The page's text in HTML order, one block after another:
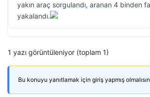
yakın araç sorgulandı, aranan 4 binden
yakalandı.
1 yazı görüntüleniyor (toplam 1)
Bu konuyu yanıtlamak için giriş yapmış